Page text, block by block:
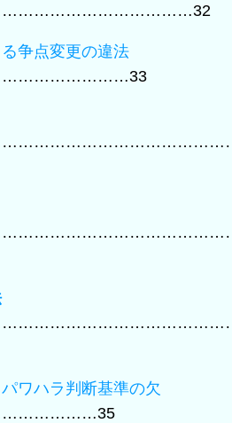
争点変更の違法
ワハラ判断基準の欠